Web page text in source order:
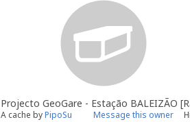
Projecto GeoGare - Estação BALEIZÃO
A cache byPipoSu Message this owner